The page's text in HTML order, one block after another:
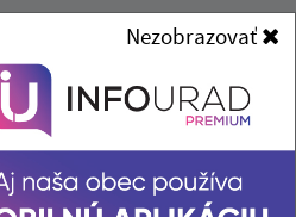
Nezobrazovať